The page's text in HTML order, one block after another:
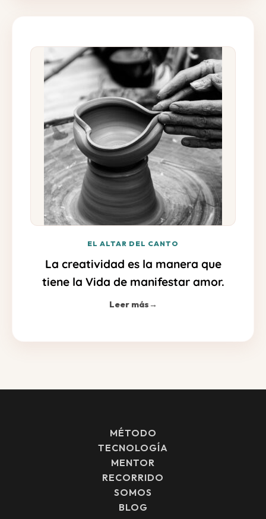
EL ALTAR DEL CANTO
La creatividad es la manera que
tiene la Vida de manifestar amor.
Leer más→
MÉTODO
TECNOLOGÍA
MENTOR
RECORRIDO
SOMOS
BLOG